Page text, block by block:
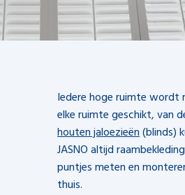
Iedere hoge ruimte wordt
elke ruimte geschikt, van
houten jaloezieën(blinds)
JASNO altijd
puntjes meten en
thuis.